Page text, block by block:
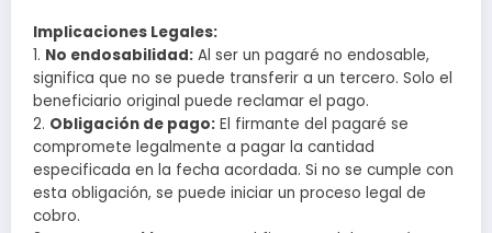
Implicaciones Legales:
1. No endosabilidad: Al ser un pagaré no endosable,
significa que no se puede transferir a un tercero. Solo el
beneficiario original puede reclamar el pago.
2. Obligación de pago: El firmante del pagaré se
compromete legalmente a pagar la cantidad
especificada en la fecha acordada. Si no se cumple con
esta obligación, se puede iniciar un proceso legal de
cobro.